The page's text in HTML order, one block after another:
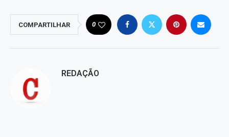
COMPARTILHAR 0
REDAÇÃO